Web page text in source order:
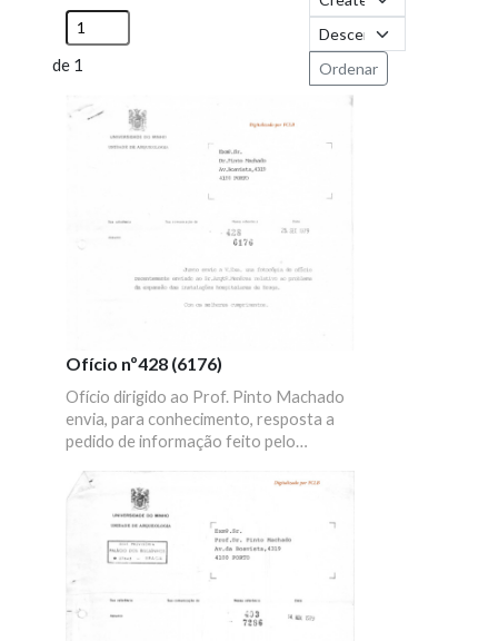
de 1 Ordenar
Ofício nº428 (6176)
Ofício dirigido ao Prof. Pinto Machado
envia, para conhecimento, resposta a
pedido de informação feito pelo
obras de ampliação de instalações
hospitalares na cidade de Braga em
terrenos de interesse arqueológico.
Anexa pedido original de informação
enviado pelo arquiteto.